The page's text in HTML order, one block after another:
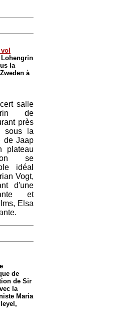
la
à
salle
de
près
sous la
de Jaap
plateau
se
idéal
Vogt,
d'une
et
Elsa
de
de Sir
la
Maria